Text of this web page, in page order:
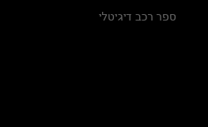
ספר רכב דיגיטלי